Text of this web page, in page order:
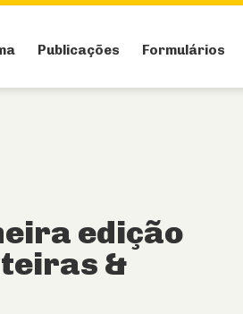
Publicações Formulários
edição
&